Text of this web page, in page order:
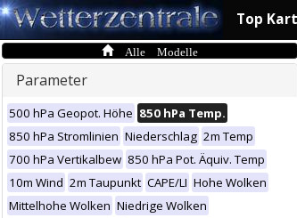
Top
Alle Modelle
Parameter
500 hPa Geopot. Höhe 850 hPa Temp.
850 hPa Stromlinien Niederschlag 2m Temp
700 hPa Vertikalbew 850 hPa Pot. Äquiv. Temp
10m Wind 2m Taupunkt CAPE/LI Hohe Wolken
Mittelhohe Wolken Niedrige Wolken